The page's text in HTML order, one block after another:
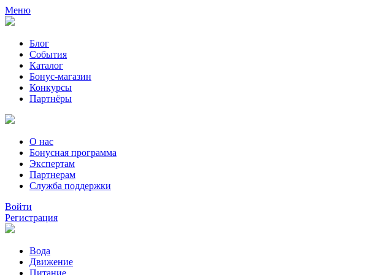
Меню
Блог
События
Каталог
Бонус-магазин
Конкурсы
Партнёры
О нас
Бонусная программа
Экспертам
Партнерам
Служба поддержки
Войти
Регистрация
Вода
Движение
Питание